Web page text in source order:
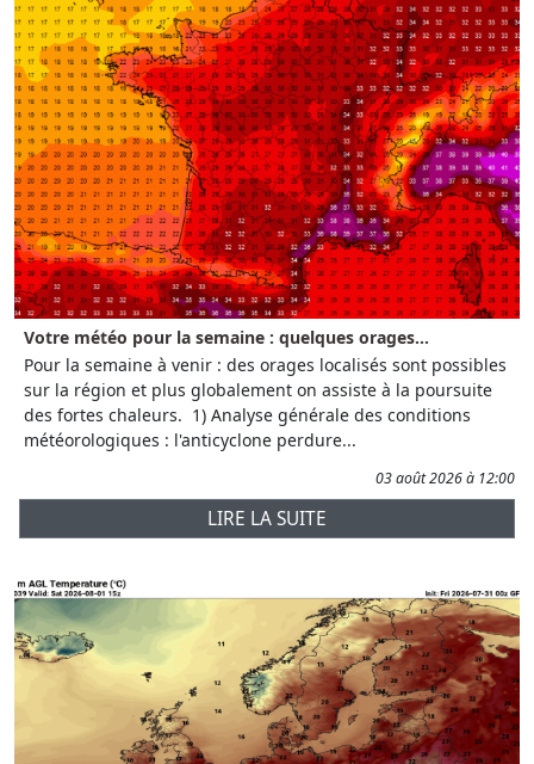
Votre météo pour la semaine : quelques orages...
Pour la semaine à venir : des orages localisés sont possibles
sur la région et plus globalement on assiste à la poursuite
des fortes chaleurs. 1) Analyse générale des conditions
météorologiques : l'anticyclone perdure...
03 août 2026 à 12:00
LIRE LA SUITE